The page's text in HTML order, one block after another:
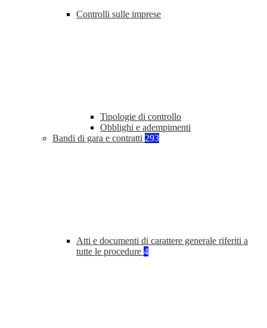
Controlli sulle imprese
Tipologie di controllo
Obblighi e adempimenti
Bandi di gara e contratti 293
Atti e documenti di carattere generale riferiti a
tutte le procedure 4